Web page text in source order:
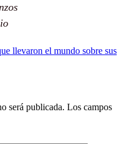
llevaron el mundo sobre sus
será publicada. Los campos